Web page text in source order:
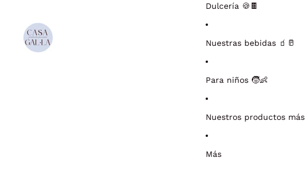
Dulcería 🍪🍫
Nuestras bebidas 🧃🥛
Para niños 🧒👶
Nuestros productos más
Más